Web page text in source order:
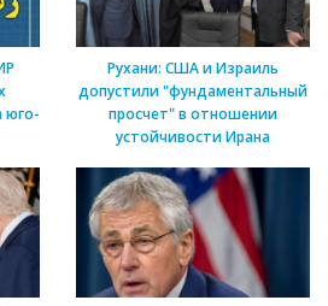
юго-
Рухани: США и Израиль
допустили "фундаментальный
просчет" в отношении
устойчивости Ирана